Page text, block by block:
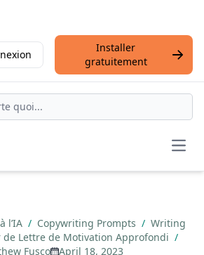
Installer
gratuitement
l’IA / Copywriting Prompts / Writing
de Lettre de Motivation Approfondi /
Fusco
April 18, 2023